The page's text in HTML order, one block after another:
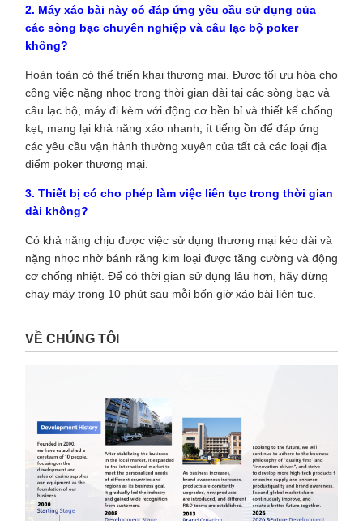
2. Máy xáo bài này có đáp ứng yêu cầu sử dụng của
các sòng bạc chuyên nghiệp và câu lạc bộ poker
không?
Hoàn toàn có thể triển khai thương mại. Được tối ưu hóa cho
công việc nặng nhọc trong thời gian dài tại các sòng bạc và
câu lạc bộ, máy đi kèm với động cơ bền bỉ và thiết kế chống
kẹt, mang lại khả năng xáo nhanh, ít tiếng ồn để đáp ứng
các yêu cầu vận hành thường xuyên của tất cả các loại địa
điểm poker thương mại.
3. Thiết bị có cho phép làm việc liên tục trong thời gian
dài không?
Có khả năng chịu được việc sử dụng thương mại kéo dài và
nặng nhọc nhờ bánh răng kim loại được tăng cường và động
cơ chống nhiệt. Để có thời gian sử dụng lâu hơn, hãy dừng
chạy máy trong 10 phút sau mỗi bốn giờ xáo bài liên tục.
VỀ CHÚNG TÔI